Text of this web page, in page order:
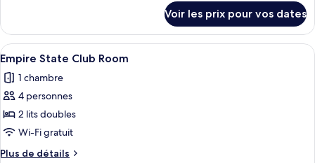
Chambre
Supérieure
(3
pax)
le
type
de
chambre
Chambre
Supérieure
pax)
Voir les prix pour vos dates
Afficher
toutes
les
photos
pour
ce
type
Une chambre d’hôtel avec deux lits,
7
Empire State Club Room
1 chambre
4 personnes
2 lits doubles
Wi-Fi gratuit
Plus de détails
Plus